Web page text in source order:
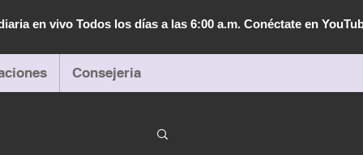
en vivo Todos los días a las 6:00 a.m. Conéctate en
Consejeria